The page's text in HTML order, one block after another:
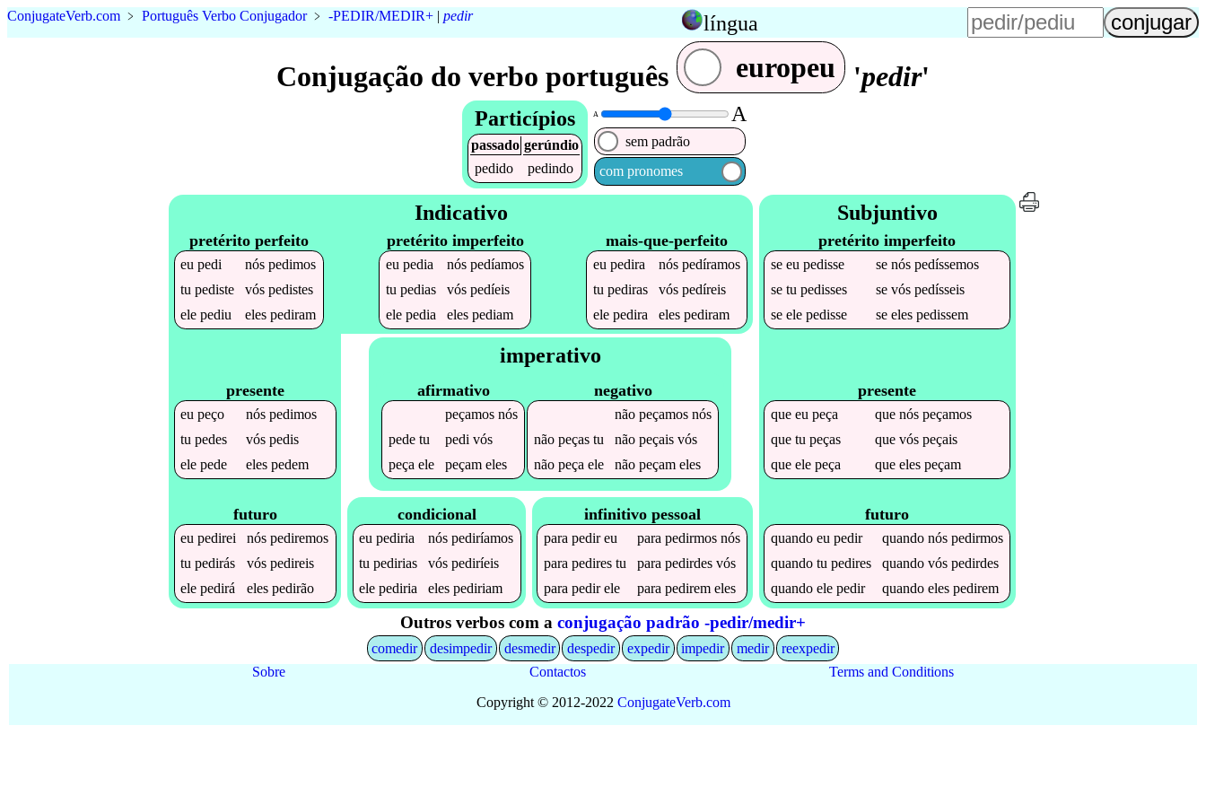
ConjugateVerb.com ﹥ Português Verbo Conjugador﹥ -PEDIR/MEDIR+ | pedir língua
Conjugação do verbo português europeu 'pedir'
Particípios
passado gerúndio
pedido
pedindo
A A
sem padrão
com pronomes
Indicativo
pretérito perfeito
eupedi nóspedimos
tupediste vóspedistes
elepediu elespediram
pretérito imperfeito
eu pedia nós pedíamos
tu pedias vós pedíeis
ele pedia eles pediam
mais-que-perfeito
eupedira nóspedíramos
tupediras vóspedíreis
elepedira elespediram
presente
eupeço nóspedimos
tupedes vóspedis
elepede elespedem
futuro
eupedirei nóspediremos
tupedirás vóspedireis
elepedirá elespedirão
imperativo
afirmativo
peçamosnós
pedetu pedi vós
peça ele peçameles
negativo
não peçamosnós
não peçastu não peçaisvós
não peça ele não peçameles
condicional
eupediria nóspediríamos
tupedirias vóspediríeis
elepediria elespediriam
infinitivo pessoal
parapedireu parapedirmos nós
parapedires tu parapedirdes vós
parapedirele parapedirem eles
Subjuntivo
pretérito imperfeito
seeupedisse senóspedíssemos
setupedisses sevóspedísseis
seelepedisse seelespedissem
presente
queeupeça quenóspeçamos
quetupeças quevóspeçais
queelepeça queelespeçam
futuro
quandoeupedir quandonóspedirmos
quandotupedires quandovóspedirdes
quandoelepedir quandoelespedirem
Outros verbos com a conjugação padrão -pedir/medir+
comedir desimpedir desmedir despedir expedir impedir medir
reexpedir
Sobre
Contactos
Terms and Conditions
Copyright © 2012-2022 ConjugateVerb.com